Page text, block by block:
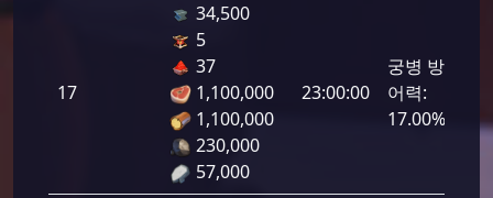
17
34,500
5
37
1,100,000
1,100,000
230,000
57,000
23:00:00
궁병 방
어력:
17.00%